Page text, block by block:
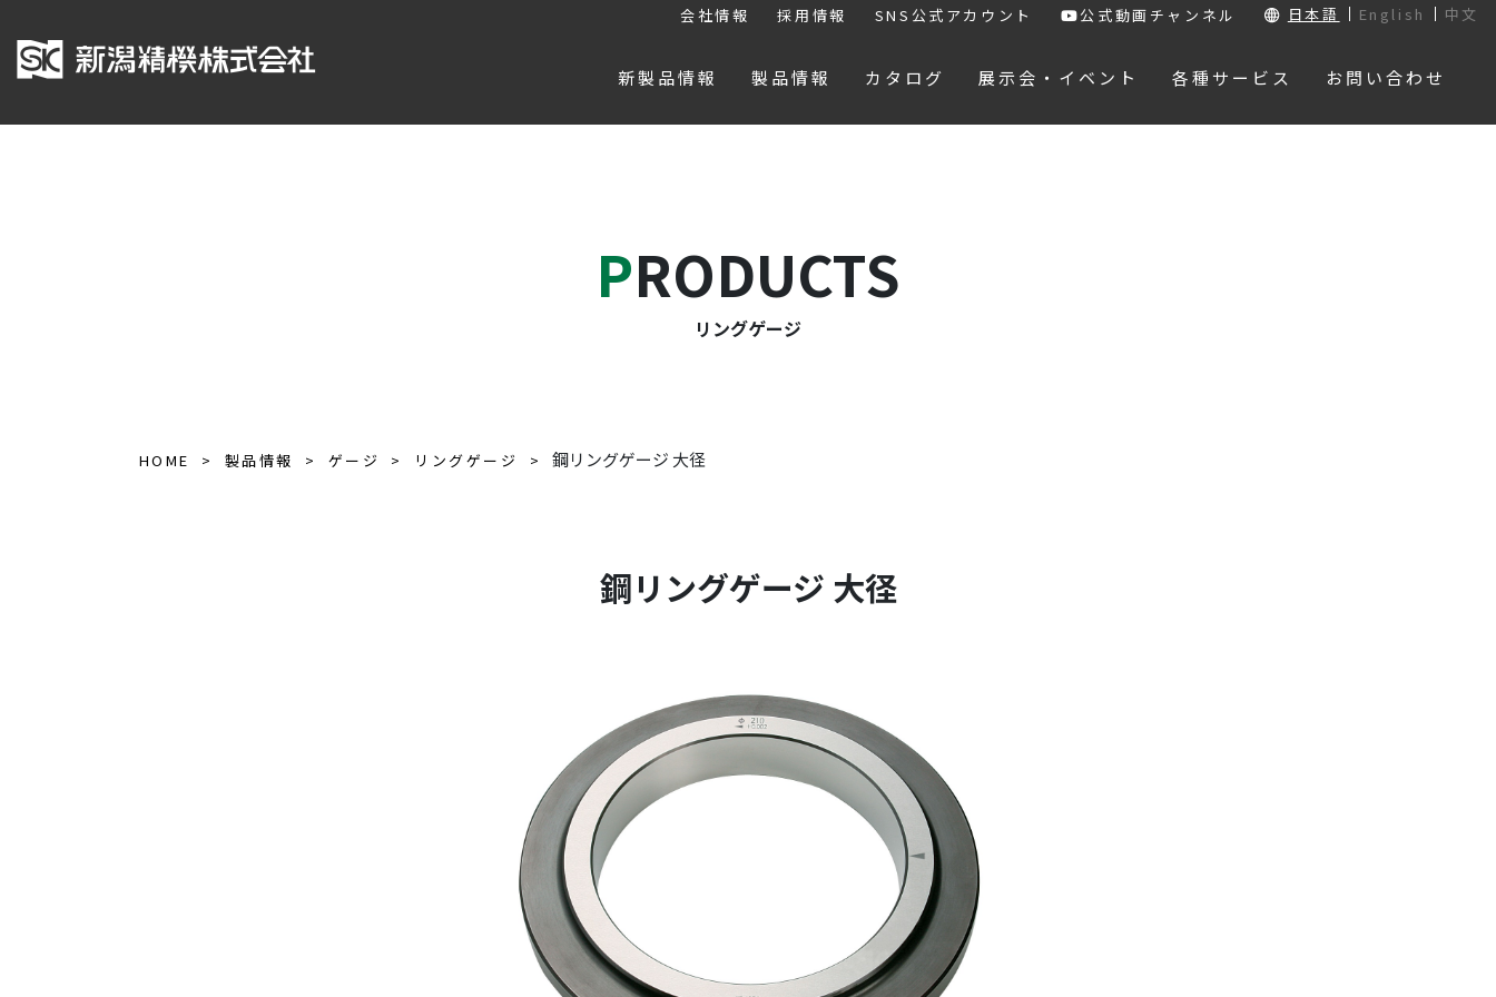
会社情報 採用情報 SNS公式アカウント 公式動画チャンネル 日本語 English 中文
新製品情報 製品情報 カタログ 展示会・イベント 各種サービス お問い合わせ
PRODUCTS
リングゲージ
HOME 製品情報 ゲージ リングゲージ 鋼リングゲージ 大径
鋼リングゲージ 大径